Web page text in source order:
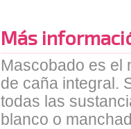
Más
Mascobado es el
de caña integral.
todas las
blanco o